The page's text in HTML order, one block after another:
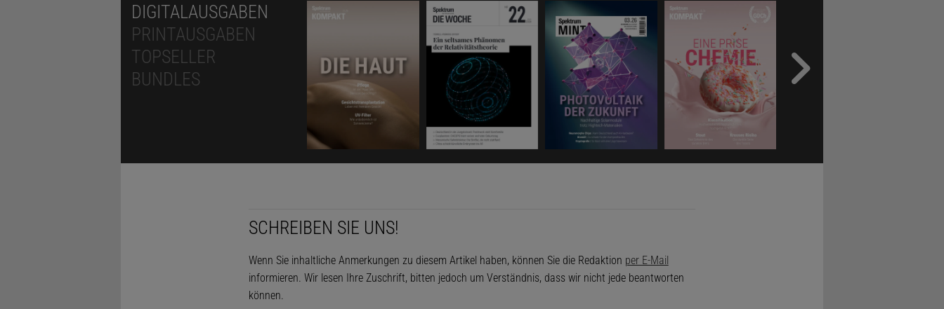
Das könnte Sie auch interessieren:
Spektrum Kompakt
Mathematisches Parkett
An der Oberseite dieses 4×4-feldigen Quadrates fehlen zwei halbe Felder.
LÖSUNG ANZEIGEN
Diesen Artikel empfehlen:
DIGITALAUSGABEN
PRINTAUSGABEN
TOPSELLER
BUNDLES
SCHREIBEN SIE UNS!
Wenn Sie inhaltliche Anmerkungen zu diesem Artikel haben, können Sie die Redaktion per E-Mail
informieren. Wir lesen Ihre Zuschrift, bitten jedoch um Verständnis, dass wir nicht jede beantworten
können.